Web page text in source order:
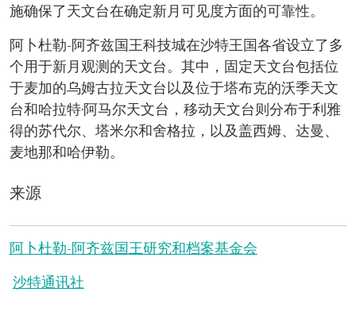
施确保了天文台在确定新月可见度方面的可靠性。
阿卜杜勒-阿齐兹国王科技城在沙特王国各省设立了多
个用于新月观测的天文台。其中，固定天文台包括位
于麦加的乌姆古拉天文台以及位于塔布克的沃季天文
台和哈拉特·阿马尔天文台，移动天文台则分布于利雅
得的苏代尔、塔米尔和舍格拉，以及盖西姆、达曼、
麦地那和哈伊勒。
来源
阿卜杜勒-阿齐兹国王研究和档案基金会
沙特通讯社